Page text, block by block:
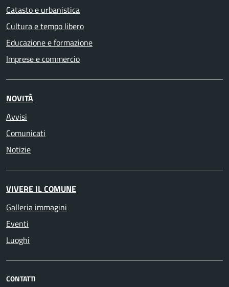
Catasto e urbanistica
Cultura e tempo libero
Educazione e formazione
Imprese e commercio
NOVITÀ
Avvisi
Comunicati
Notizie
VIVERE IL COMUNE
Galleria immagini
Eventi
Luoghi
CONTATTI